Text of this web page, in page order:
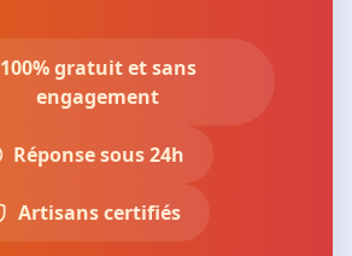
100% gratuit et sans
engagement
Réponse sous 24h
Artisans certifiés